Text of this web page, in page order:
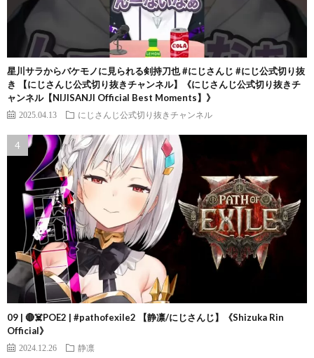
星川サラからバケモノに見られる剣持刀也 #にじさんじ #にじ公式切り抜
き 【にじさんじ公式切り抜きチャンネル】《にじさんじ公式切り抜きチ
ャンネル【NIJISANJI Official Best Moments】》
2025.04.13 にじさんじ公式切り抜きチャンネル
09 | 🔴☠️POE2 | #pathofexile2 【静凛/にじさんじ】《Shizuka Rin
Official》
2024.12.26 静凛